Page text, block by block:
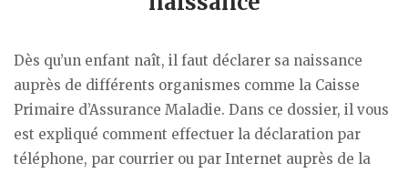
Dès qu’un enfant naît, il faut déclarer sa naissance
auprès de différents organismes comme la Caisse
Primaire d’Assurance Maladie. Dans ce dossier, il vous
est expliqué comment effectuer la déclaration par
téléphone, par courrier ou par Internet auprès de la